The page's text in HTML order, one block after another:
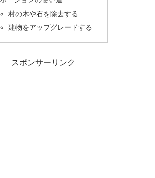
村の木や石を除去する
建物をアップグレードする
スポンサーリンク